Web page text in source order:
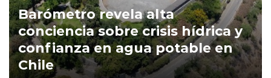
Barómetro revela alta
conciencia sobre crisis hídrica y
confianza en agua potable en
Chile